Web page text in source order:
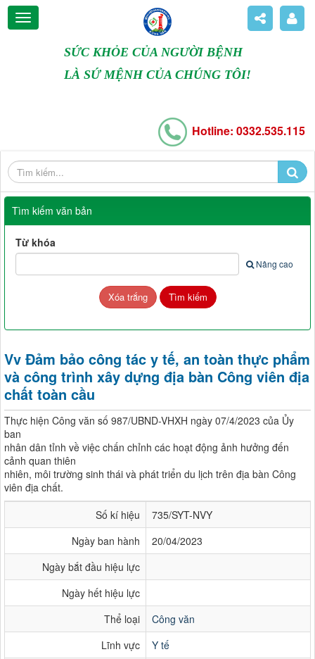
SỨC KHỎE CỦA NGƯỜI BỆNH
LÀ SỨ MỆNH CỦA CHÚNG TÔI!
Hotline: 0332.535.115
Tìm kiếm văn bản
Từ khóa
Nâng cao
Vv Đảm bảo công tác y tế, an toàn thực phẩm
và công trình xây dựng địa bàn Công viên địa
chất toàn cầu
Thực hiện Công văn số 987/UBND-VHXH ngày 07/4/2023 của Ủy
ban
nhân dân tỉnh về việc chấn chỉnh các hoạt động ảnh hưởng đến
cảnh quan thiên
nhiên, môi trường sinh thái và phát triển du lịch trên địa bàn Công
viên địa chất.
Số kí hiệu
735/SYT-NVY
Ngày ban hành
20/04/2023
Ngày bắt đầu hiệu lực
Ngày hết hiệu lực
Thể loại
Công văn
Lĩnh vực
Y tế